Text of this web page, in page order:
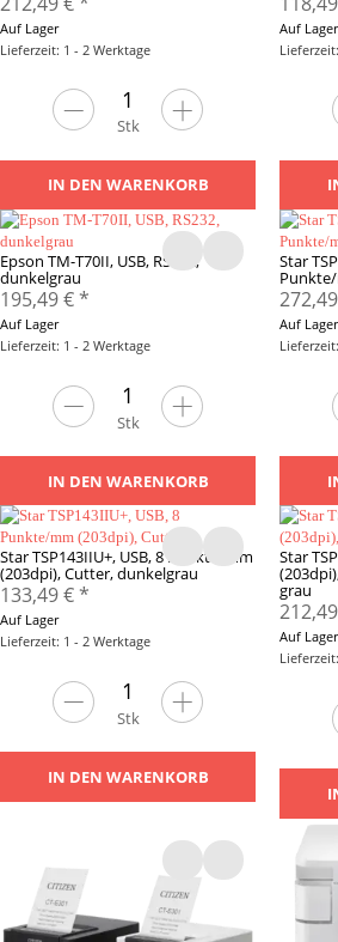
Auf Lager
Lieferzeit: 1 - 2 Werktage
Stk
IN DEN WARENKORB
Auf Lager
Epson TM-T70II, USB, RS232,
dunkelgrau
195,49 €*
Auf Lager
Lieferzeit: 1 - 2 Werktage
Stk
IN DEN WARENKORB
Star
Auf Lager
Star TSP143IIU+, USB, 8 Punkte/mm
(203dpi), Cutter, dunkelgrau
133,49 €*
Auf Lager
Lieferzeit: 1 - 2 Werktage
Stk
IN DEN WARENKORB
Star
grau
Auf Lager